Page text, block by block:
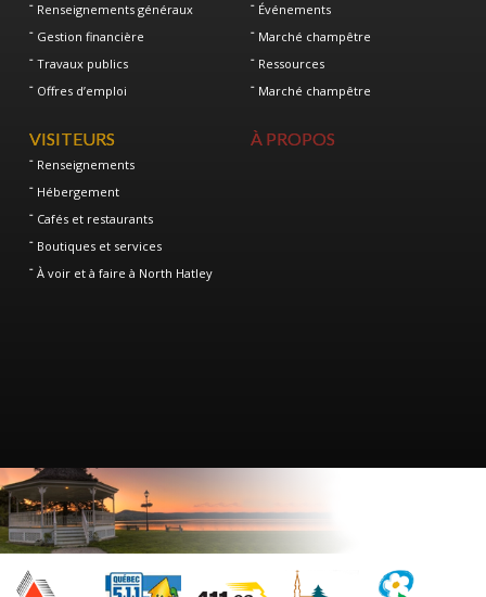
Renseignements généraux
Gestion financière
Travaux publics
Offres d’emploi
Événements
Marché champêtre
Ressources
Marché champêtre
VISITEURS
Renseignements
Hébergement
Cafés et restaurants
Boutiques et services
À voir et à faire à North Hatley
À PROPOS